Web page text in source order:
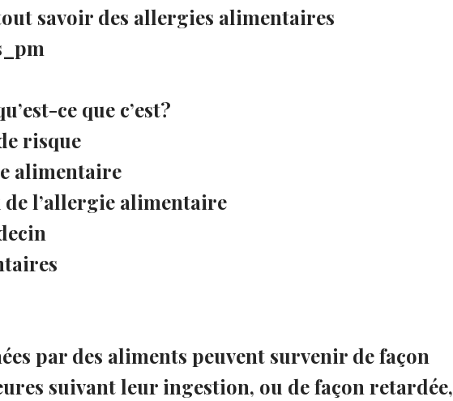
savoir des allergies alimentaires
ce que c’est?
risque
alimentaire
l’allergie alimentaire
par des aliments peuvent survenir de façon
suivant leur ingestion, ou de façon retardée,